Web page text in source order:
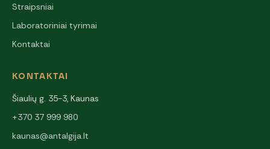
Straipsniai
Laboratoriniai tyrimai
Kontaktai
KONTAKTAI
Šiaulių g. 35-3, Kaunas
+370 37 999 980
kaunas@antalgija.lt